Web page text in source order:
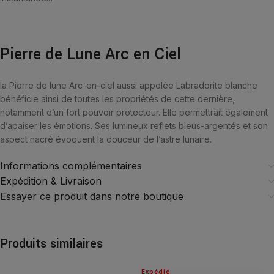
Pierre de Lune Arc en Ciel
la Pierre de lune Arc-en-ciel aussi appelée Labradorite blanche
bénéficie ainsi de toutes les propriétés de cette dernière,
notamment d’un fort pouvoir protecteur. Elle permettrait également
d’apaiser les émotions. Ses lumineux reflets bleus-argentés et son
aspect nacré évoquent la douceur de l’astre lunaire.
Informations complémentaires
Expédition & Livraison
Essayer ce produit dans notre boutique
Produits similaires
Expédié